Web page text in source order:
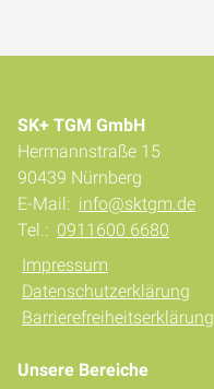
SK+ TGM GmbH
Hermannstraße 15
90439 Nürnberg
E-Mail: info@sktgm.de
Tel.: 0911600 6680
Impressum
Datenschutzerklärung
Barrierefreiheitserklärung
Unsere Bereiche